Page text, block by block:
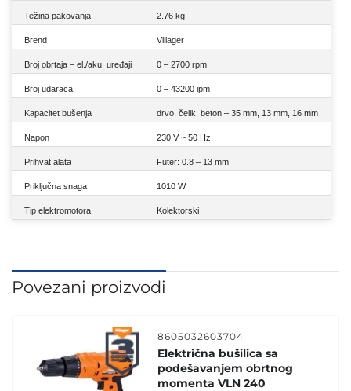
Težina pakovanja 2.76 kg
Brend Villager
Broj obrtaja – el./aku. uređaji 0 – 2700 rpm
Broj udaraca 0 – 43200 ipm
Kapacitet bušenja drvo, čelik, beton – 35 mm, 13 mm, 16 mm
Napon 230 V ~ 50 Hz
Prihvat alata Futer: 0.8 – 13 mm
Priključna snaga 1010 W
Tip elektromotora Kolektorski
Povezani proizvodi
8605032603704
Električna bušilica sa
podešavanjem obrtnog
momenta VLN 240